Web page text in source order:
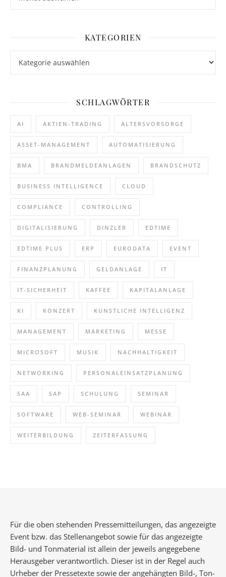
KATEGORIEN
SCHLAGWÖRTER
AI AKTIEN-TRADING ALTERSVORSORGE
ASSET-MANAGEMENT AUTOMATISIERUNG
BMA BRANDMELDEANLAGEN BRANDSCHUTZ
BUSINESS INTELLIGENCE CLOUD
COMPLIANCE CONTROLLING
DIGITALISIERUNG DINZLER EDTIME
EDTIME PLUS ERP EURODATA EVENT
FINANZPLANUNG GELDANLAGE IT
IT-SICHERHEIT KAFFEE KAPITALANLAGE
KI KONZERT KÜNSTLICHE INTELLIGENZ
MANAGEMENT MARKETING MESSE
MICROSOFT MUSIK NACHHALTIGKEIT
NETWORKING PERSONALEINSATZPLANUNG
SAA SAP SCHULUNG SEMINAR
SOFTWARE WEB-SEMINAR WEBINAR
WEITERBILDUNG ZEITERFASSUNG
Für die oben stehenden Pressemitteilungen, das angezeigte
Event bzw. das Stellenangebot sowie für das angezeigte
Bild- und Tonmaterial ist allein der jeweils angegebene
Herausgeber verantwortlich. Dieser ist in der Regel auch
Urheber der Pressetexte sowie der angehängten Bild-, Ton-